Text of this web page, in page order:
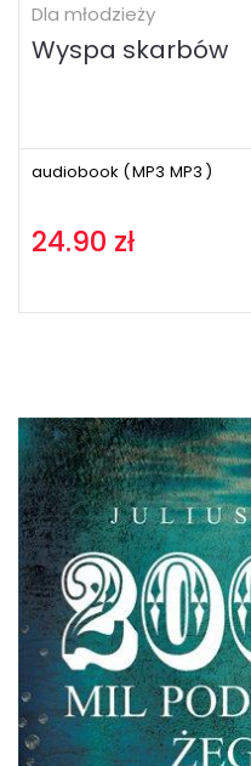
Dla młodzieży
Wyspa skarbów
audiobook (MP3 MP3 )
24.90 zł